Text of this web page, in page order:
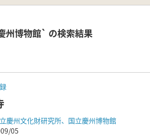
州博物館` の検索結果
慶州文化財研究所、国立慶州博物館
05